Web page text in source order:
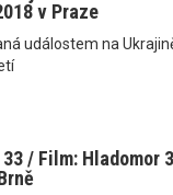
v Praze
událostem na
/ Film: Hladomor